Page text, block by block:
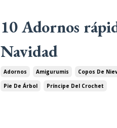
10 Adornos
Navidad
Adornos Amigurumis Copos De
Pie De Árbol
Príncipe Del Crochet